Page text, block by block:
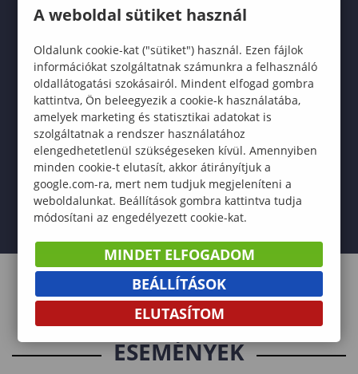
775
hallgató
1000
élmény
ESEMÉNYEK
A weboldal sütiket használ
Oldalunk cookie-kat ("sütiket") használ. Ezen fájlok
információkat szolgáltatnak számunkra a felhasználó
oldallátogatási szokásairól. Mindent elfogad gombra
kattintva, Ön beleegyezik a cookie-k használatába,
amelyek marketing és statisztikai adatokat is
szolgáltatnak a rendszer használatához
elengedhetetlenül szükségeseken kívül. Amennyiben
minden cookie-t elutasít, akkor átirányítjuk a
google.com-ra, mert nem tudjuk megjeleníteni a
weboldalunkat. Beállítások gombra kattintva tudja
módosítani az engedélyezett cookie-kat.
MINDET ELFOGADOM
BEÁLLÍTÁSOK
ELUTASÍTOM